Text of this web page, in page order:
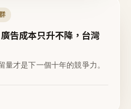
告成本只升不降，台灣
量才是下一個十年的競爭力。